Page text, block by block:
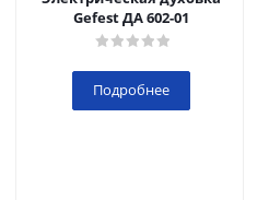
Gefest ДА 602-01
Подробнее